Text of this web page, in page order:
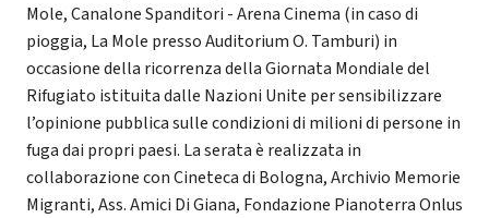
Mole, Canalone Spanditori - Arena Cinema (in caso di
pioggia, La Mole presso Auditorium O. Tamburi) in
occasione della ricorrenza della Giornata Mondiale del
Rifugiato istituita dalle Nazioni Unite per sensibilizzare
l’opinione pubblica sulle condizioni di milioni di persone in
fuga dai propri paesi. La serata è realizzata in
collaborazione con Cineteca di Bologna, Archivio Memorie
Migranti, Ass. Amici Di Giana, Fondazione Pianoterra Onlus